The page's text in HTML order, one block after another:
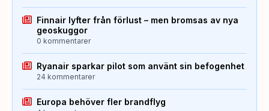
Finnair lyfter från förlust – men bromsas av nya
geoskuggor
0 kommentarer
Ryanair sparkar pilot som använt sin befogenhet
24 kommentarer
Europa behöver fler brandflyg